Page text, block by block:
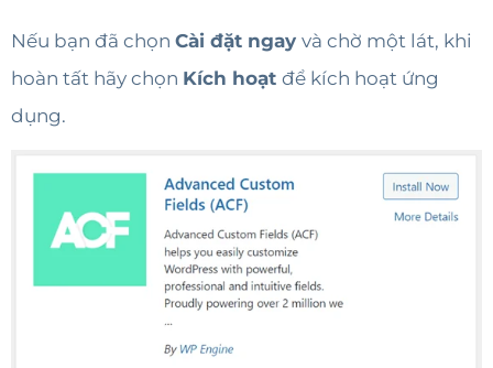
Nếu bạn đã chọn Cài đặt ngay và chờ một lát, khi
hoàn tất hãy chọn Kích hoạt để kích hoạt ứng
dụng.